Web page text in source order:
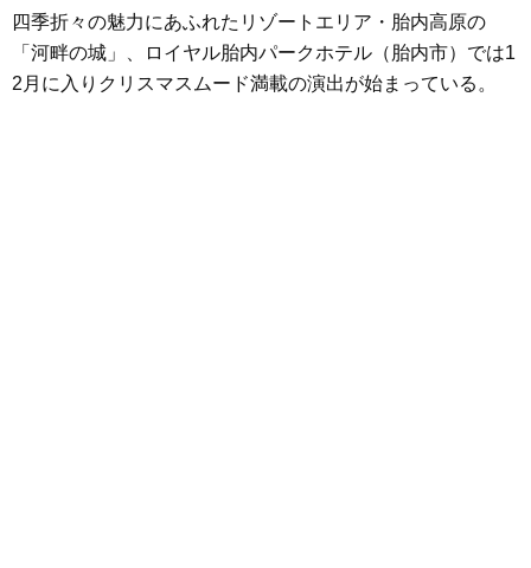
四季折々の魅力にあふれたリゾートエリア・胎内高原の
「河畔の城」、ロイヤル胎内パークホテル（胎内市）では1
2月に入りクリスマスムード満載の演出が始まっている。